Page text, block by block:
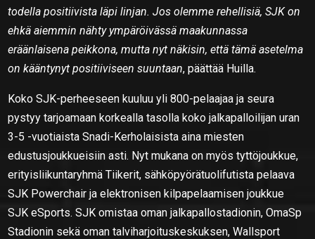
todella positiivista läpi linjan. Jos olemme rehellisiä, SJK on
ehkä aiemmin nähty ympäröivässä maakunnassa
eräänlaisena peikkona, mutta nyt näkisin, että tämä asetelma
on kääntynyt positiiviseen suuntaan, päättää Huilla.
Koko SJK-perheeseen kuuluu yli 800-pelaajaa ja seura
pystyy tarjoamaan korkealla tasolla koko jalkapalloilijan uran
3-5 -vuotiaista Snadi-Kerholaisista aina miesten
edustusjoukkueisiin asti. Nyt mukana on myös tyttöjoukkue,
erityisliikuntaryhmä Tiikerit, sähköpyörätuolifutista pelaava
SJK Powerchair ja elektronisen kilpapelaamisen joukkue
SJK eSports. SJK omistaa oman jalkapallostadionin, OmaSp
Stadionin sekä oman talviharjoituskeskuksen, Wallsport